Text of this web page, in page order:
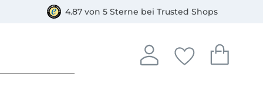
4.87 von 5 Sterne bei Trusted Shops
Anmelden
In deinem Konto
Deine
Du hast keine
Dein
Du hast